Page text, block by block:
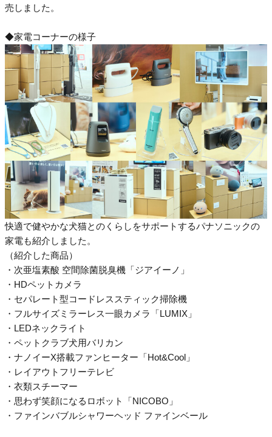
売しました。
◆家電コーナーの様子
快適で健やかな犬猫とのくらしをサポートするパナソニックの
家電も紹介しました。
（紹介した商品）
・次亜塩素酸 空間除菌脱臭機「ジアイーノ」
・HDペットカメラ
・セパレート型コードレススティック掃除機
・フルサイズミラーレス一眼カメラ「LUMIX」
・LEDネックライト
・ペットクラブ犬用バリカン
・ナノイーX搭載ファンヒーター「Hot&Cool」
・レイアウトフリーテレビ
・衣類スチーマー
・思わず笑顔になるロボット「NICOBO」
・ファインバブルシャワーヘッド ファインベール